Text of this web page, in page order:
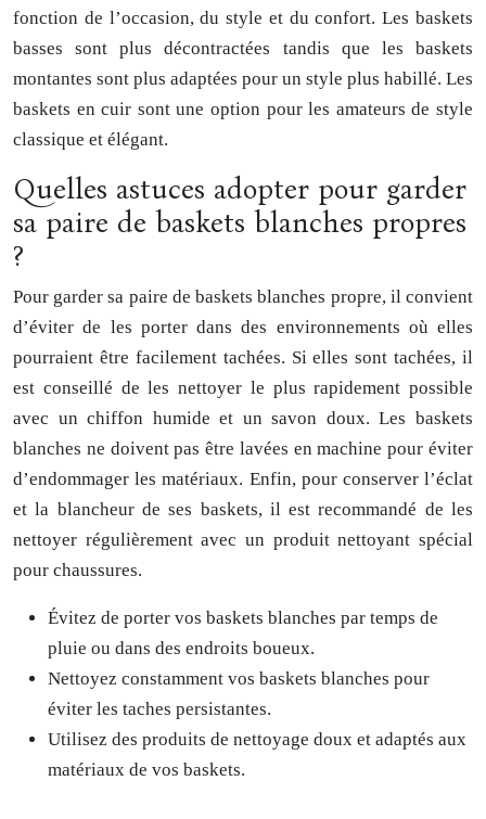
fonction de l’occasion, du style et du confort. Les baskets
basses sont plus décontractées tandis que les baskets
montantes sont plus adaptées pour un style plus habillé. Les
baskets en cuir sont une option pour les amateurs de style
classique et élégant.
Quelles astuces adopter pour garder
sa paire de baskets blanches propres
?
Pour garder sa paire de baskets blanches propre, il convient
d’éviter de les porter dans des environnements où elles
pourraient être facilement tachées. Si elles sont tachées, il
est conseillé de les nettoyer le plus rapidement possible
avec un chiffon humide et un savon doux. Les baskets
blanches ne doivent pas être lavées en machine pour éviter
d’endommager les matériaux. Enfin, pour conserver l’éclat
et la blancheur de ses baskets, il est recommandé de les
nettoyer régulièrement avec un produit nettoyant spécial
pour chaussures.
Évitez de porter vos baskets blanches par temps de
pluie ou dans des endroits boueux.
Nettoyez constamment vos baskets blanches pour
éviter les taches persistantes.
Utilisez des produits de nettoyage doux et adaptés aux
matériaux de vos baskets.